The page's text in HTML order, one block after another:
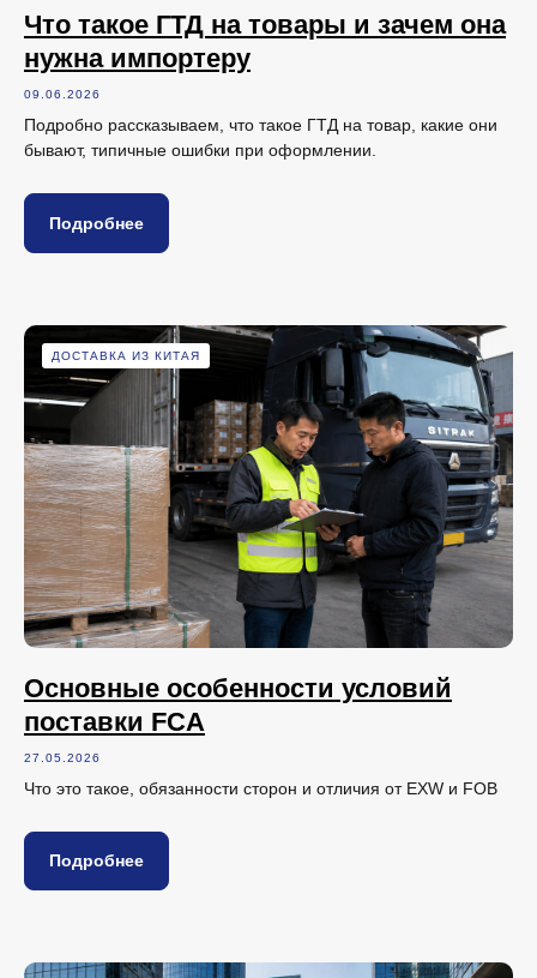
Что такое ГТД на товары и зачем она
нужна импортеру
09.06.2026
Подробно рассказываем, что такое ГТД на товар, какие они
бывают, типичные ошибки при оформлении.
Подробнее
ДОСТАВКА ИЗ КИТАЯ
Основные особенности условий
поставки FCA
27.05.2026
Что это такое, обязанности сторон и отличия от EXW и FOB
Подробнее